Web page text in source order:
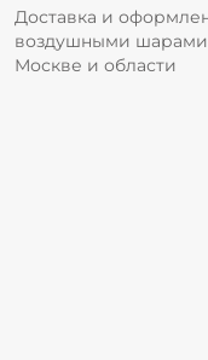
Доставка и
воздушными
Москве и области